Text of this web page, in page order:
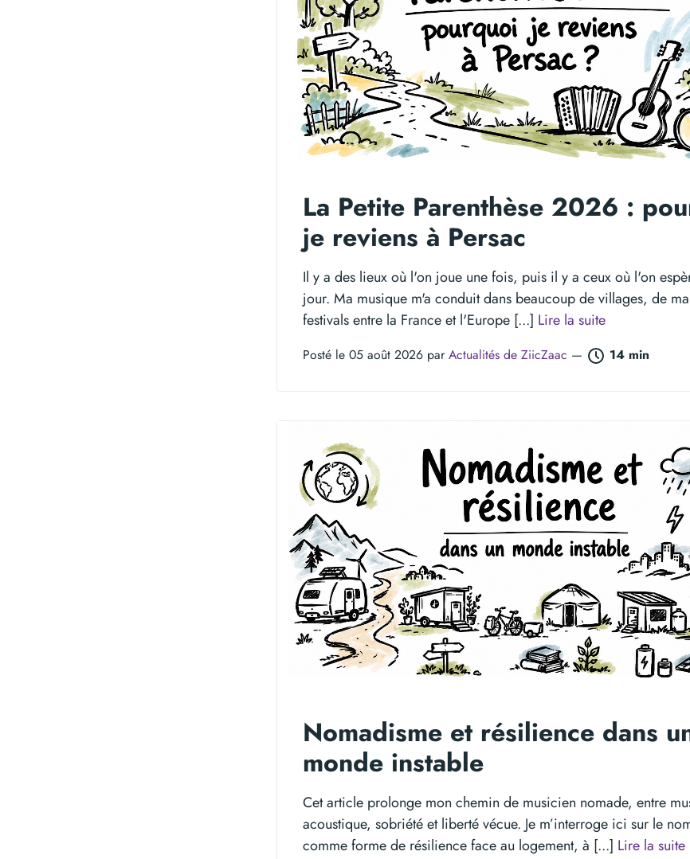
La Petite Parenthèse 2026 :
je reviens à Persac
Il y a des lieux où l'on joue une fois, puis il y a ceux où l'on
jour. Ma musique m'a conduit dans beaucoup de villages, de
festivals entre la France et l'Europe [...] Lire la suite
Posté le 05 août 2026 parActualités de ZiicZaac — 14 min
Nomadisme et résilience dans
monde instable
Cet article prolonge mon chemin de musicien nomade, entre
acoustique, sobriété et liberté vécue. Je m’interroge ici sur le
comme forme de résilience face au logement, à [...] Lire la suite